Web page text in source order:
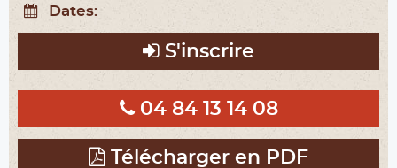
Dates:
S'inscrire
04 84 13 14 08
Télécharger en PDF